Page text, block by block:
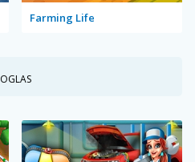
Farming Life
OGLAS